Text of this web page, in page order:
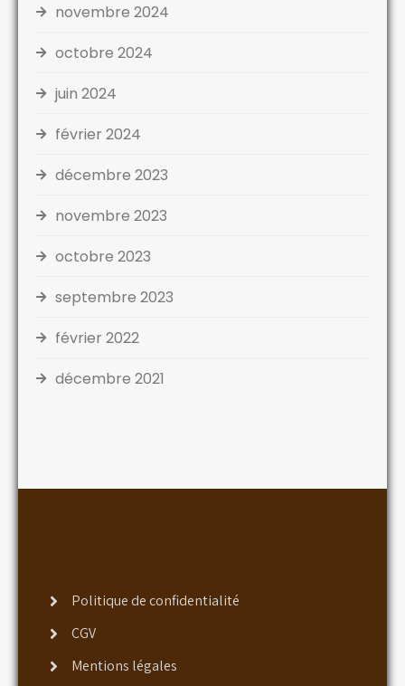
novembre 2024
octobre 2024
juin 2024
février 2024
décembre 2023
novembre 2023
octobre 2023
septembre 2023
février 2022
décembre 2021
Politique de confidentialité
CGV
Mentions légales